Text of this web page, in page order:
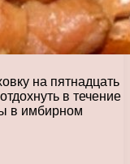
на пятнадцать
в течение
в имбирном